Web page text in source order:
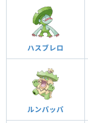
ハスブレロ
ルンパッパ